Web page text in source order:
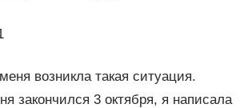
возникла такая ситуация.
закончился 3 октября, я написала